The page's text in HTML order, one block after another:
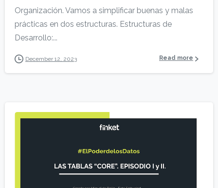
Organización. Vamos a simplificar buenas y malas
prácticas en dos estructuras. Estructuras de
Desarrollo:...
December 12, 2023 Read more